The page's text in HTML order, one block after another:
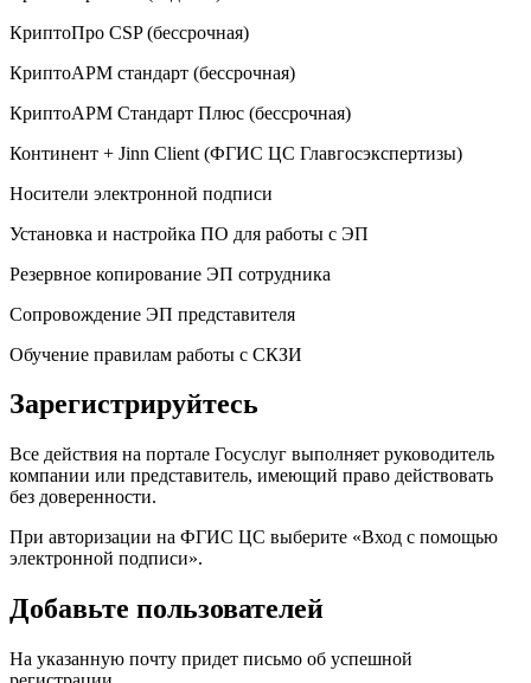
КриптоПро CSP (бессрочная)
КриптоАРМ стандарт (бессрочная)
КриптоАРМ Стандарт Плюс (бессрочная)
Континент + Jinn Client (ФГИС ЦС Главгосэкспертизы)
Носители электронной подписи
Установка и настройка ПО для работы с ЭП
Резервное копирование ЭП сотрудника
Сопровождение ЭП представителя
Обучение правилам работы с СКЗИ
Зарегистрируйтесь
Все действия на портале Госуслуг выполняет руководитель
компании или представитель, имеющий право действовать
без доверенности.
При авторизации на ФГИС ЦС выберите «Вход с помощью
электронной подписи».
Добавьте пользователей
На указанную почту придет письмо об успешной